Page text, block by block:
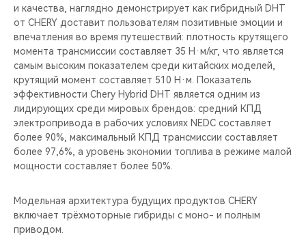
и качества, наглядно демонстрирует как гибридный DHT
от CHERY доставит пользователям позитивные эмоции и
впечатления во время путешествий: плотность крутящего
момента трансмиссии составляет 35 Н·м/кг, что является
самым высоким показателем среди китайских моделей,
крутящий момент составляет 510 Н·м. Показатель
эффективности Chery Hybrid DHT является одним из
лидирующих среди мировых брендов: средний КПД
электропривода в рабочих условиях NEDC составляет
более 90%, максимальный КПД трансмиссии составляет
более 97,6%, а уровень экономии топлива в режиме малой
мощности составляет более 50%.
Модельная архитектура будущих продуктов CHERY
включает трёхмоторные гибриды с моно- и полным
приводом.